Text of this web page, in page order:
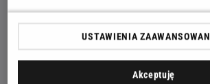
Krosno-
Helios
Legionowo-
Helios
Legnica-
Helios
Lubin-
Helios
USTAWIENIA
Akceptuję